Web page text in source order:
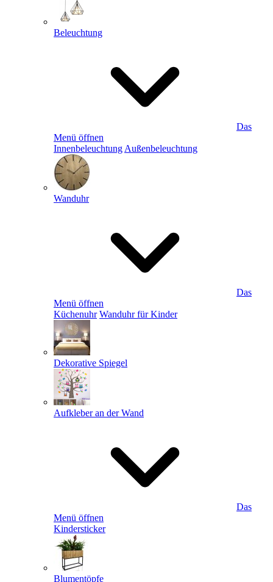
Beleuchtung
Das
Menü öffnen
Innenbeleuchtung Außenbeleuchtung
Wanduhr
Das
Menü öffnen
Küchenuhr Wanduhr für Kinder
Dekorative Spiegel
Aufkleber an der Wand
Das
Menü öffnen
Kindersticker
Blumentöpfe